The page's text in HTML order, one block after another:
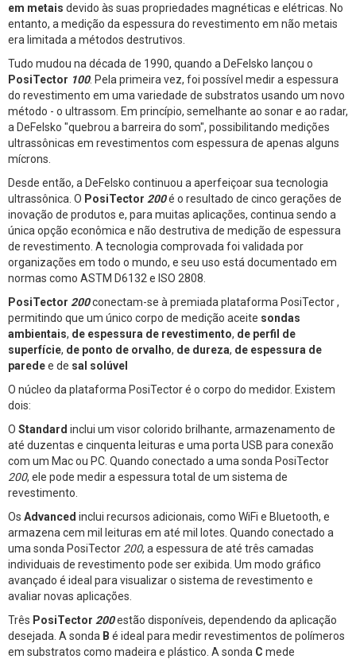
em metais devido às suas propriedades magnéticas e elétricas. No
entanto, a medição da espessura do revestimento em não metais
era limitada a métodos destrutivos.
Tudo mudou na década de 1990, quando a DeFelsko lançou o
PosiTector 100. Pela primeira vez, foi possível medir a espessura
do revestimento em uma variedade de substratos usando um novo
método - o ultrassom. Em princípio, semelhante ao sonar e ao radar,
a DeFelsko "quebrou a barreira do som", possibilitando medições
ultrassônicas em revestimentos com espessura de apenas alguns
mícrons.
Desde então, a DeFelsko continuou a aperfeiçoar sua tecnologia
ultrassônica. O PosiTector 200é o resultado de cinco gerações de
inovação de produtos e, para muitas aplicações, continua sendo a
única opção econômica e não destrutiva de medição de espessura
de revestimento. A tecnologia comprovada foi validada por
organizações em todo o mundo, e seu uso está documentado em
normas como ASTM D6132 e ISO 2808.
PosiTector 200conectam-se à premiada plataforma PosiTector ,
permitindo que um único corpo de medição aceite sondas
ambientais, de espessura de revestimento, de perfil de
superfície, de ponto de orvalho, de dureza, de espessura de
paredee de sal solúvel
O núcleo da plataforma PosiTector é o corpo do medidor. Existem
dois:
O Standard inclui um visor colorido brilhante, armazenamento de
até duzentas e cinquenta leituras e uma porta USB para conexão
com um Mac ou PC. Quando conectado a uma sonda PosiTector
200, ele pode medir a espessura total de um sistema de
revestimento.
Os Advanced inclui recursos adicionais, como WiFi e Bluetooth, e
armazena cem mil leituras em até mil lotes. Quando conectado a
uma sonda PosiTector 200, a espessura de até três camadas
individuais de revestimento pode ser exibida. Um modo gráfico
avançado é ideal para visualizar o sistema de revestimento e
avaliar novas aplicações.
Três PosiTector 200estão disponíveis, dependendo da aplicação
desejada. A sonda B é ideal para medir revestimentos de polímeros
em substratos como madeira e plástico. A sonda C mede